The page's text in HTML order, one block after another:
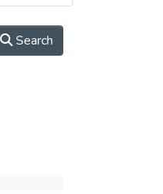
Search